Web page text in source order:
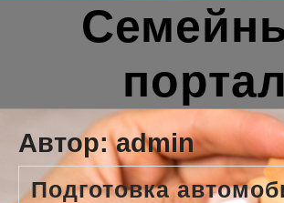
портал
Автор:admin
Подготовка